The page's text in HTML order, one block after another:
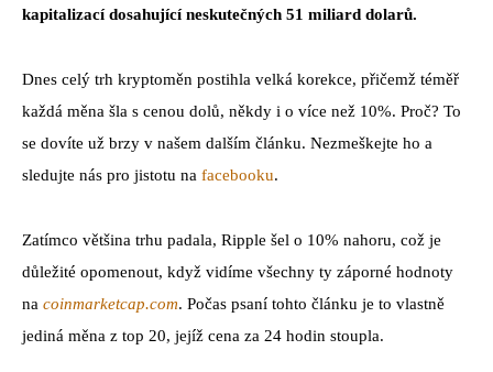
kapitalizací dosahující neskutečných 51 miliard dolarů.
Dnes celý trh kryptoměn postihla velká korekce, přičemž téměř
každá měna šla s cenou dolů, někdy i o více než 10%. Proč? To
se dovíte už brzy v našem dalším článku. Nezmeškejte ho a
sledujte nás pro jistotu na facebooku.
Zatímco většina trhu padala, Ripple šel o 10% nahoru, což je
důležité opomenout, když vidíme všechny ty záporné hodnoty
na coinmarketcap.com. Počas psaní tohto článku je to vlastně
jediná měna z top 20, jejíž cena za 24 hodin stoupla.